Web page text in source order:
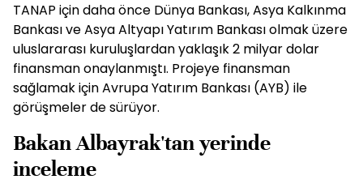
TANAP için daha önce Dünya Bankası, Asya Kalkınma
Bankası ve Asya Altyapı Yatırım Bankası olmak üzere
uluslararası kuruluşlardan yaklaşık 2 milyar dolar
finansman onaylanmıştı. Projeye finansman
sağlamak için Avrupa Yatırım Bankası (AYB) ile
görüşmeler de sürüyor.
Bakan Albayrak'tan yerinde
inceleme